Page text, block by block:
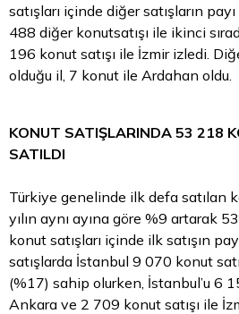
satışları içinde diğer satışların
488 diğer konutsatışı ile ikinci
196 konut satışı ile İzmir izledi.
olduğu il, 7 konut ile Ardahan oldu.
KONUT SATIŞLARINDA 53 218
SATILDI
Türkiye genelinde ilk defa satılan
yılın aynı ayına göre %9 artarak
konut satışları içinde ilk satışın
satışlarda İstanbul 9 070 konut
(%17) sahip olurken, İstanbul’u 6
Ankara ve 2 709 konut satışı ile